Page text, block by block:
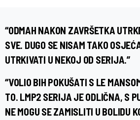
“ODMAH NAKON ZAVRŠETKA
SVE. DUGO SE NISAM TAKO
UTRKIVATI U NEKOJ OD SERIJA.”
“VOLIO BIH POKUŠATI S LE
TO. LMP2 SERIJA JE ODLIČNA, S
NE MOGU SE ZAMISLITI U BOLIDU